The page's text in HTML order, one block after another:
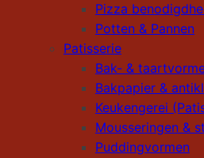
Pizza
Potten & Pannen
Patisserie
Bak- &
Bakpapier &
Keukengerei
Mousseringen &
Puddingvormen